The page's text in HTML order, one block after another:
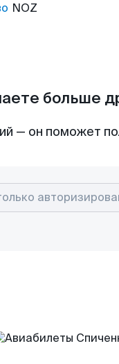
NOZ
больше
— он поможет